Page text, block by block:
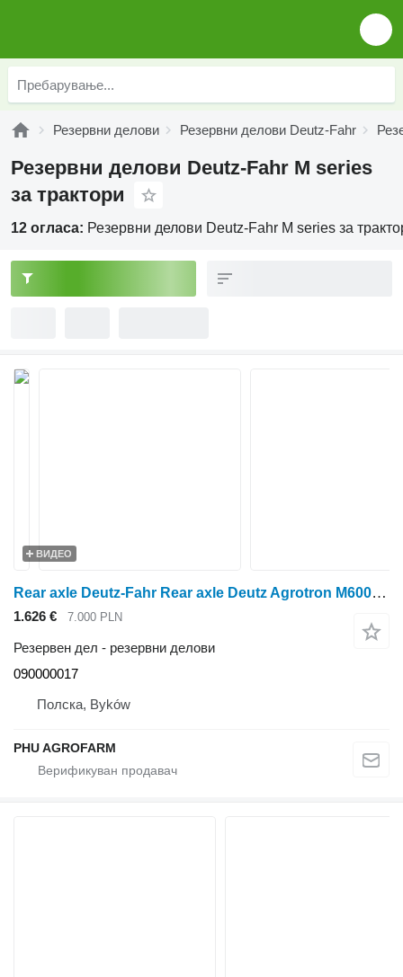
Резервни делови Резервни делови Deutz-Fahr
Резервни делови Deutz-Fahr M series
за трактори
12 огласа: Резервни делови Deutz-Fahr M series за
ВИДЕО
Rear axle Deutz-Fahr Rear axle Deutz Agrotron M600 090000017 за тркала трактор Deutz-Fahr Agrotron M600
1.626 € 7.000 PLN
Резервен дел - резервни делови
090000017
Полска, Byków
PHU AGROFARM